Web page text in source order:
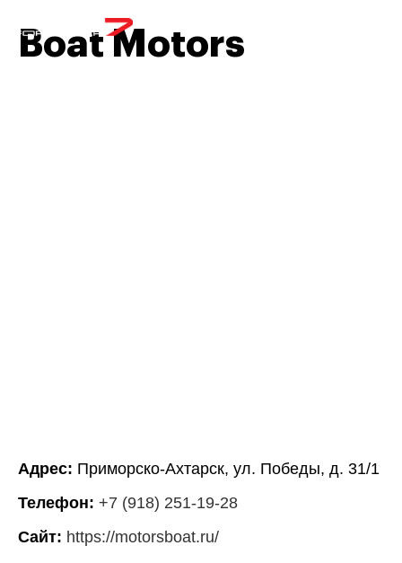
Boat Motors
Адрес: Приморско-Ахтарск, ул. Победы, д. 31/1
Телефон: +7 (918) 251-19-28
Сайт: https://motorsboat.ru/